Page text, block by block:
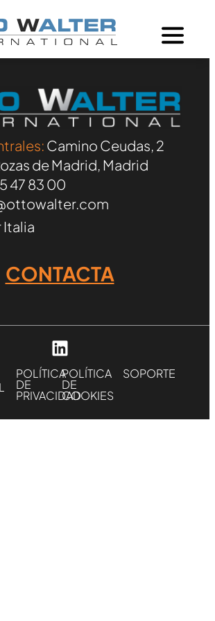
Camino Ceudas, 2
de Madrid, Madrid
47 83 00
CONTACTA
POLÍTICA
DE
PRIVACIDAD
POLÍTICA
DE
COOKIES
SOPORTE